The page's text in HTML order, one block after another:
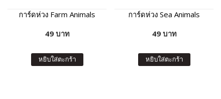
การ์ดห่วง Farm Animals
49 บาท
หยิบใส่ตะกร้า
การ์ดห่วง Sea Animals
49 บาท
หยิบใส่ตะกร้า